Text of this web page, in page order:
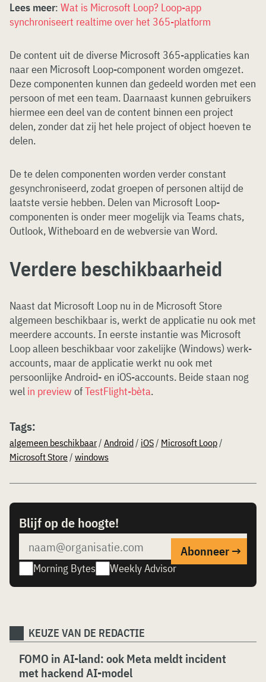
Lees meer: Wat is Microsoft Loop? Loop-app
synchroniseert realtime over het 365-platform
De content uit de diverse Microsoft 365-applicaties kan
naar een Microsoft Loop-component worden omgezet.
Deze componenten kunnen dan gedeeld worden met een
persoon of met een team. Daarnaast kunnen gebruikers
hiermee een deel van de content binnen een project
delen, zonder dat zij het hele project of object hoeven te
delen.
De te delen componenten worden verder constant
gesynchroniseerd, zodat groepen of personen altijd de
laatste versie hebben. Delen van Microsoft Loop-
componenten is onder meer mogelijk via Teams chats,
Outlook, Witheboard en de webversie van Word.
Verdere beschikbaarheid
Naast dat Microsoft Loop nu in de Microsoft Store
algemeen beschikbaar is, werkt de applicatie nu ook met
meerdere accounts. In eerste instantie was Microsoft
Loop alleen beschikbaar voor zakelijke (Windows) werk-
accounts, maar de applicatie werkt nu ook met
persoonlijke Android- en iOS-accounts. Beide staan nog
wel in preview ofTestFlight-bèta.
Tags:
algemeen beschikbaar/ Android/ iOS/ Microsoft Loop/
Microsoft Store/ windows
Blijf op de hoogte!
Morning Bytes Weekly Advisor
KEUZE VAN DE REDACTIE
FOMO in AI-land: ook Meta meldt incident
met hackend AI-model